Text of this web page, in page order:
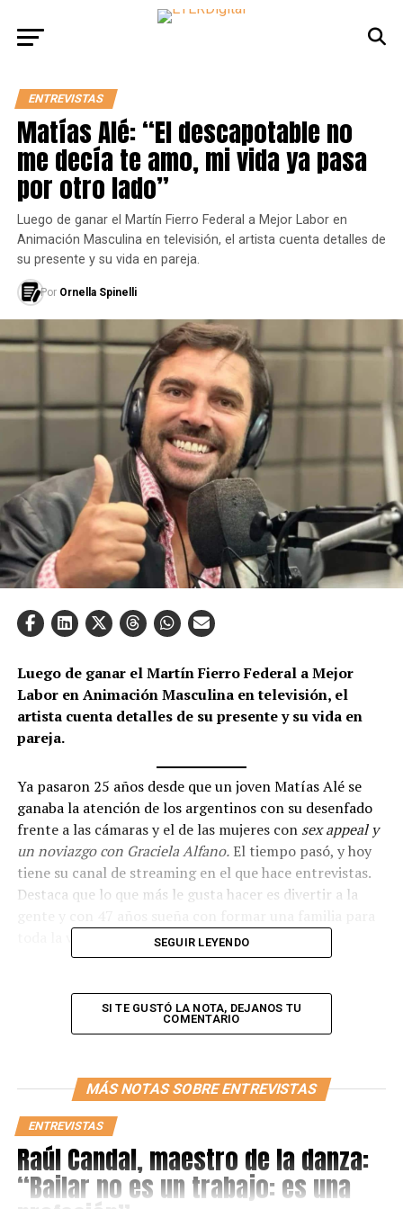
ENTREVISTAS
Matías Alé: “El descapotable no
me decía te amo, mi vida ya pasa
por otro lado”
Luego de ganar el Martín Fierro Federal a Mejor Labor en
Animación Masculina en televisión, el artista cuenta detalles de
su presente y su vida en pareja.
Por Ornella Spinelli
Luego de ganar el Martín Fierro Federal a Mejor
Labor en Animación Masculina en televisión, el
artista cuenta detalles de su presente y su vida en
pareja.
Ya pasaron 25 años desde que un joven Matías Alé se
ganaba la atención de los argentinos con su desenfado
frente a las cámaras y el de las mujeres con sex appeal y
un noviazgo con Graciela Alfano.El tiempo pasó, y hoy
tiene su canal de streaming en el que hace entrevistas.
Destaca que lo que más le gusta hacer es divertir a la
toda la vida.
¿Qué encontraste en Martina Vignolo que sea
lo que me doy cuenta ahora es que tuve grandes
historias pero evidentemente no eran de amor. Recién
hoy estoy viviendo una. Lo más importante que cambió
son las ganas de tener un hijo, una familia para siempre.
En Mati encuentro paz, felicidad, armonía, complicidad,
juego, respeto.
SEGUIR LEYENDO
SI TE GUSTÓ LA NOTA, DEJANOS TU
COMENTARIO
MÁS NOTAS SOBRE ENTREVISTAS
ENTREVISTAS
Raúl Candal, maestro de la danza:
“Bailar no es un trabajo: es una